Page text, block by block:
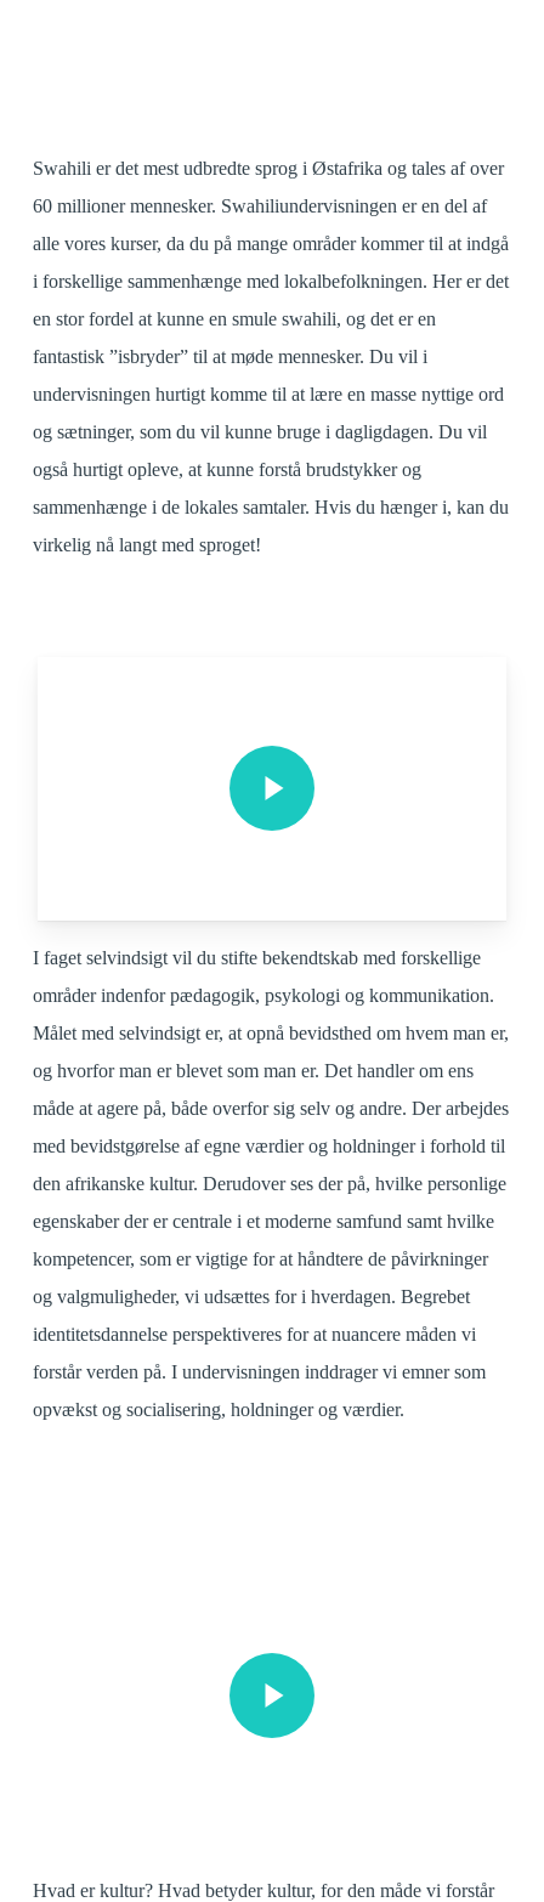
Swahili er det mest udbredte sprog i Østafrika og tales af over
60 millioner mennesker. Swahiliundervisningen er en del af
alle vores kurser, da du på mange områder kommer til at indgå
i forskellige sammenhænge med lokalbefolkningen. Her er det
en stor fordel at kunne en smule swahili, og det er en
fantastisk ”isbryder” til at møde mennesker. Du vil i
undervisningen hurtigt komme til at lære en masse nyttige ord
og sætninger, som du vil kunne bruge i dagligdagen. Du vil
også hurtigt opleve, at kunne forstå brudstykker og
sammenhænge i de lokales samtaler. Hvis du hænger i, kan du
virkelig nå langt med sproget!
Play Video
I faget selvindsigt vil du stifte bekendtskab med forskellige
områder indenfor pædagogik, psykologi og kommunikation.
Målet med selvindsigt er, at opnå bevidsthed om hvem man er,
og hvorfor man er blevet som man er. Det handler om ens
måde at agere på, både overfor sig selv og andre. Der arbejdes
med bevidstgørelse af egne værdier og holdninger i forhold til
den afrikanske kultur. Derudover ses der på, hvilke personlige
egenskaber der er centrale i et moderne samfund samt hvilke
kompetencer, som er vigtige for at håndtere de påvirkninger
og valgmuligheder, vi udsættes for i hverdagen. Begrebet
identitetsdannelse perspektiveres for at nuancere måden vi
forstår verden på. I undervisningen inddrager vi emner som
opvækst og socialisering, holdninger og værdier.
Play Video
Hvad er kultur? Hvad betyder kultur, for den måde vi forstår